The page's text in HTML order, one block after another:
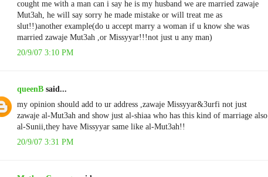
cought me with a man can i say he is my husband we are married zawaje
Mut3ah, he will say sorry he made mistake or will treat me as
slut!!)another example(do u accept marry a woman if u know she was
married zawaje Mut3ah ,or Missyyar!!!not just u any man)
20/9/07 3:10 PM
queenB said...
my opinion should add to ur address ,zawaje Missyyar&3urfi not just
zawaje al-Mut3ah and show just al-shiaa who has this kind of marriage also
al-Sunii,they have Missyyar same like al-Mut3ah!!
20/9/07 3:31 PM